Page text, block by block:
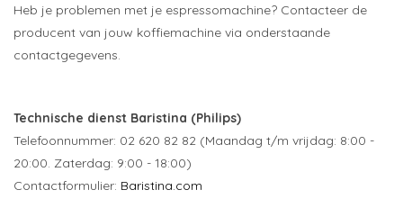
Heb je problemen met je espressomachine? Contacteer de
producent van jouw koffiemachine via onderstaande
contactgegevens.
Technische dienst Baristina (Philips)
Telefoonnummer: 02 620 82 82 (Maandag t/m vrijdag: 8:00 -
20:00. Zaterdag: 9:00 - 18:00)
Contactformulier: Baristina.com